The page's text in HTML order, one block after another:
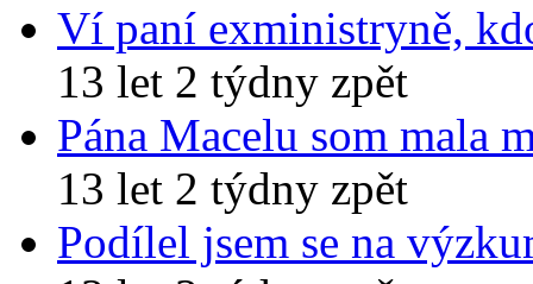
Ví paní exministryně,
13 let 2 týdny zpět
Pána Macelu som mala
13 let 2 týdny zpět
Podílel jsem se na